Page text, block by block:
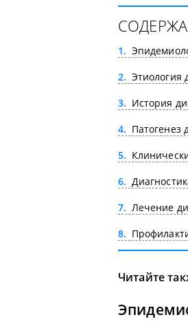
1
2
Этиология
3
История
4
Патогенез
5
6
7
Лечение
8
Читайте